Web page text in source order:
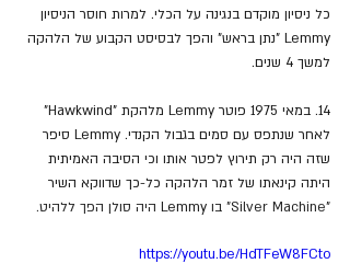
כל ניסיון מוקדם בנגינה על הכלי. למרות חוסר הניסיון
Lemmy "נתן בראש" והפך לבסיסט הקבוע של הלהקה
למשך 4 שנים.
14. במאי 1975 פוטר Lemmy מלהקת "Hawkwind"
לאחר שנתפס עם סמים בגבול הקנדי. Lemmy סיפר
שזה היה רק תירוץ לפטר אותו וכי הסיבה האמיתית
היתה קינאתו של זמר הלהקה כל-כך שדווקא השיר
"Silver Machine" בו Lemmy היה סולן הפך ללהיט.
https://youtu.be/HdTFeW8FCto